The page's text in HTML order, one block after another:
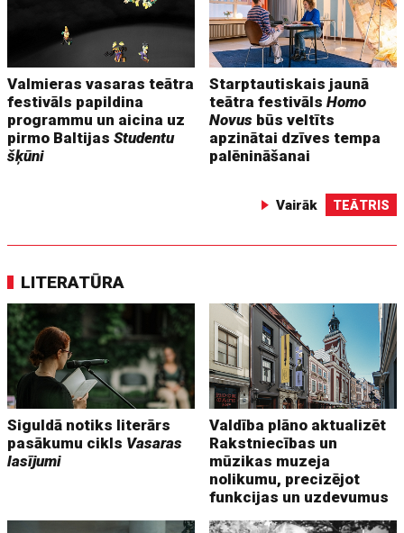
Valmieras vasaras teātra
festivāls papildina
programmu un aicina uz
pirmo BaltijasStudentu
šķūni
Starptautiskais jaunā
teātra festivālsHomo
Novus būs veltīts
apzinātai dzīves tempa
palēnināšanai
Vairāk TEĀTRIS
LITERATŪRA
Siguldā notiks literārs
pasākumu cikls Vasaras
lasījumi
Valdība plāno aktualizēt
Rakstniecības un
mūzikas muzeja
nolikumu, precizējot
funkcijas un uzdevumus